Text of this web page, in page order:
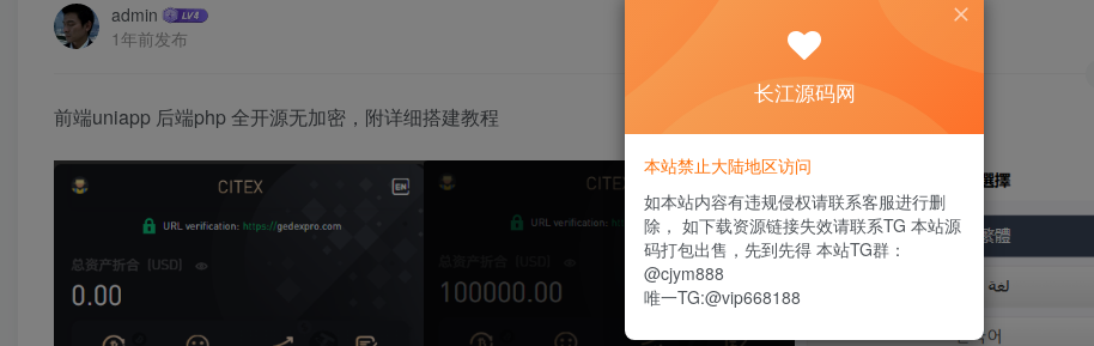
admin
1年前发布
前端uniapp 后端php 全开源无加密，附详细搭建教程
长江源码网
本站禁止大陆地区访问
如本站内容有违规侵权请联系客服进行删
除， 如下载资源链接失效请联系TG 本站源
码打包出售，先到先得 本站TG群：
@cjym888
唯一TG:@vip668188